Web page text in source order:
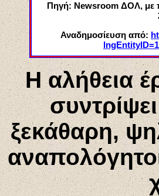
Πηγή: Newsroom ΔΟΛ, με
Αναδημοσίευση από:
Η αλήθεια
ξεκάθαρη,